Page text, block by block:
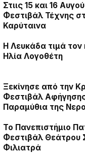
Στιις 15 και 16
Φεστιβάλ Τέχνης
Καρύταινα
Η Λευκάδα τιμά τον
Ηλία Λογοθέτη
Ξεκίνησε από την
Φεστιβάλ
Παραμύθια της
Το Πανεπιστήμιο
Φεστιβάλ Θεάτρου
Φιλιατρά